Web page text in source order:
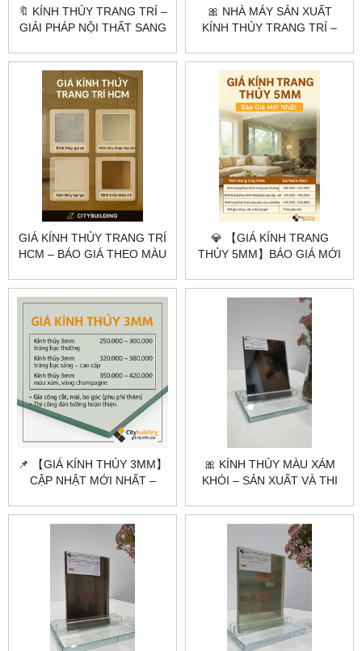
🔖 KÍNH THỦY TRANG TRÍ –
GIẢI PHÁP NỘI THẤT SANG
🎀 NHÀ MÁY SẢN XUẤT
KÍNH THỦY TRANG TRÍ –
YÊU CẦU
GIÁ KÍNH THỦY TRANG TRÍ
HCM – BÁO GIÁ THEO MÀU
THI CÔNG | CITYBUILDING
💎 【GIÁ KÍNH TRANG
THỦY 5MM】BÁO GIÁ MỚI
CẦU
📌 【GIÁ KÍNH THỦY 3MM】
CẬP NHẬT MỚI NHẤT –
🎀 KÍNH THỦY MÀU XÁM
KHÓI – SẢN XUẤT VÀ THI
CITYBUILDING